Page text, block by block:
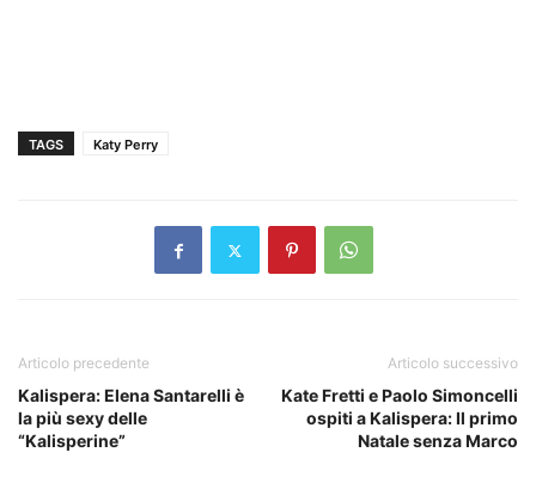
TAGS Katy Perry
Articolo precedente
Kalispera: Elena Santarelli è
la più sexy delle
“Kalisperine”
Articolo successivo
Kate Fretti e Paolo Simoncelli
ospiti a Kalispera: Il primo
Natale senza Marco